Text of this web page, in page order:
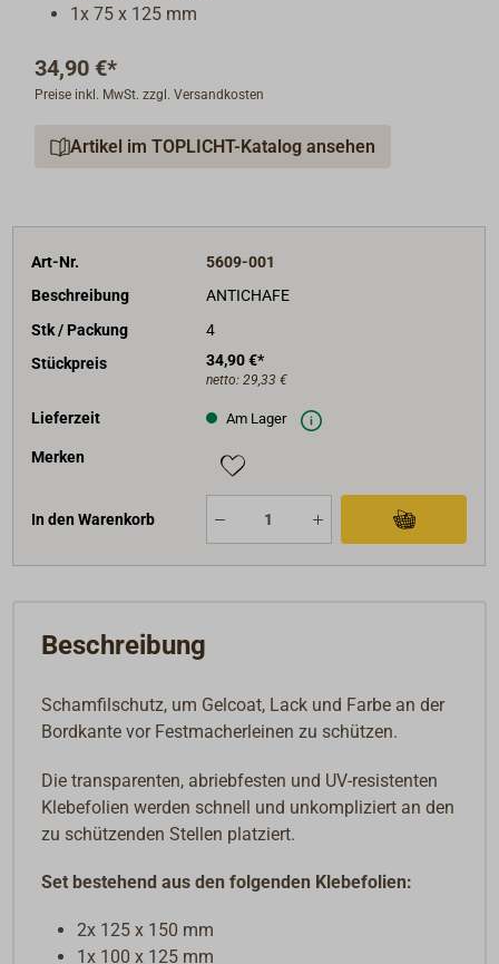
1x 75 x 125 mm
34,90 €*
Preise inkl. MwSt. zzgl. Versandkosten
Artikel im TOPLICHT-Katalog ansehen
Art-Nr.
5609-001
Beschreibung
ANTICHAFE
Stk / Packung
4
Stückpreis
34,90 €*
netto: 29,33 €
Lieferzeit Am Lager
Merken
In den Warenkorb
Beschreibung
Schamfilschutz, um Gelcoat, Lack und Farbe an der
Bordkante vor Festmacherleinen zu schützen.
Die transparenten, abriebfesten und UV-resistenten
Klebefolien werden schnell und unkompliziert an den
zu schützenden Stellen platziert.
Set bestehend aus den folgenden Klebefolien:
2x 125 x 150 mm
1x 100 x 125 mm